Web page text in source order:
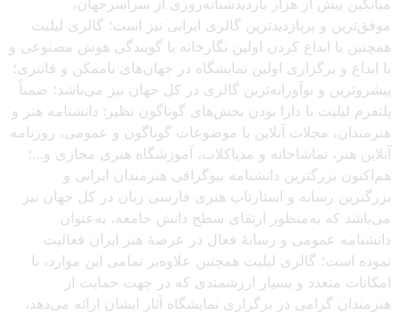
میانگین بیش از هزار بازدیدشبانه‌روزی از سراسرجهان،
موفق‌ترین و پربازدیدترین گالری ایرانی نیز است؛ گالری لیلیت
همچنین با ابداع کردن اولین نگارخانه با گویندگی هوش مصنوعی و
با ابداع و برگزاری اولین نمایشگاه در جهان‌های ناممکن و فانتزی؛
پیشروترین و نوآورانه‌ترین گالری در کل جهان نیز می‌باشد؛ ضمناً
پلتفرم لیلیت با دارا بودن بخش‌های گوناگون نظیر: دانشنامه هنر و
هنرمندان، مجلات آنلاین با موضوعات گوناگون و عمومی، روزنامه
آنلاین هنر، تماشاخانه و مدیاکلاب، آموزشگاه هنری مجازی و…؛
هم‌اکنون بزرگترین دانشنامه بیوگرافی هنرمندان ایرانی و
بزرگترین رسانه و استارتاپ هنری فارسی زبان در کل جهان نیز
می‌باشد که به‌منظور ارتقای سطح دانش جامعه، به‌عنوان
دانشنامه عمومی و رسانهٔ فعال در عرصهٔ هنر ایران فعالیت
نموده است؛ گالری لیلیت همچنین علاوه‌بر تمامی این موارد، با
امکانات متعدد و بسیار ارزشمندی که در جهت حمایت از
هنرمندان گرامی در برگزاری نمایشگاه آثار ایشان ارائه می‌دهد،